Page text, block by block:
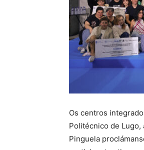
Os centros
Politécnico de
Pinguela